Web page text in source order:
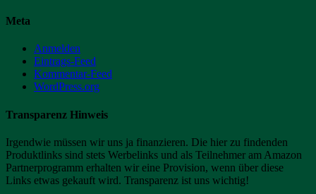
Meta
Anmelden
Eintrags-Feed
Kommentar-Feed
WordPress.org
Transparenz Hinweis
Irgendwie müssen wir uns ja finanzieren. Die hier zu findenden
Produktlinks sind stets Werbelinks und als Teilnehmer am Amazon
Partnerprogramm erhalten wir eine Provision, wenn über diese
Links etwas gekauft wird. Transparenz ist uns wichtig!